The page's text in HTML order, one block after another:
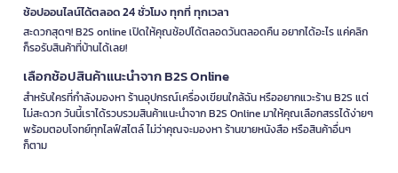
ช้อปออนไลน์ได้ตลอด 24 ชั่วโมง ทุกที่ ทุกเวลา
สะดวกสุดๆ! B2S online เปิดให้คุณช้อปได้ตลอดวันตลอดคืน อยากได้อะไร แค่คลิก
ก็รอรับสินค้าที่บ้านได้เลย!
เลือกช้อปสินค้าแนะนำจาก B2S Online
สำหรับใครที่กำลังมองหา ร้านอุปกรณ์เครื่องเขียนใกล้ฉัน หรืออยากแวะร้าน B2S แต่
ไม่สะดวก วันนี้เราได้รวบรวมสินค้าแนะนำจาก B2S Online มาให้คุณเลือกสรรได้ง่ายๆ
พร้อมตอบโจทย์ทุกไลฟ์สไตล์ ไม่ว่าคุณจะมองหา ร้านขายหนังสือ หรือสินค้าอื่นๆ
ก็ตาม